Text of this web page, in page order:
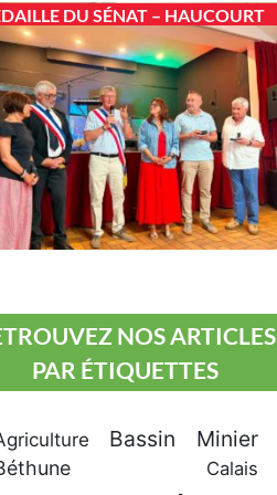
DU SÉNAT – HAUCOURT
NOS ARTICLES
PAR ÉTIQUETTES
Bassin Minier
Calais